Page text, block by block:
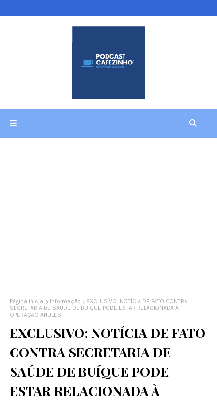
Página inicial Informação
EXCLUSIVO: NOTÍCIA DE FATO CONTRA
SECRETARIA DE SAÚDE DE BUÍQUE PODE ESTAR RELACIONADA À
OPERAÇÃO ANULES
EXCLUSIVO: NOTÍCIA DE FATO
CONTRA SECRETARIA DE
SAÚDE DE BUÍQUE PODE
ESTAR RELACIONADA À